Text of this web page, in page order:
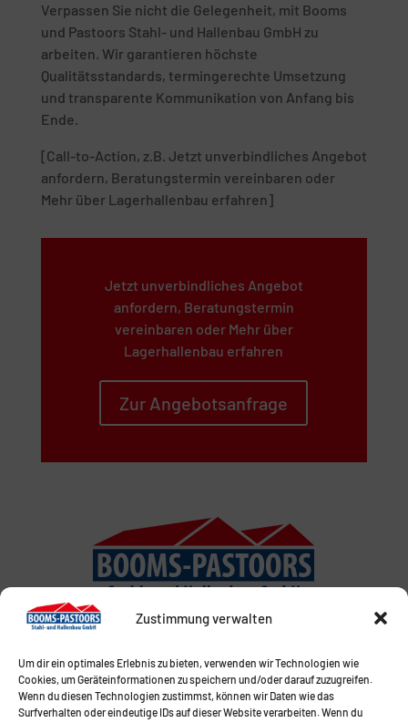
Zustimmung verwalten
Um dir ein optimales Erlebnis zu bieten, verwenden wir Technologien wie
Cookies, um Geräteinformationen zu speichern und/oder darauf zuzugreifen.
Wenn du diesen Technologien zustimmst, können wir Daten wie das
Surfverhalten oder eindeutige IDs auf dieser Website verarbeiten. Wenn du
Verpassen Sie nicht die Gelegenheit, mit Booms
und Pastoors Stahl- und Hallenbau GmbH zu
arbeiten. Wir garantieren höchste
Qualitätsstandards, termingerechte Umsetzung
und transparente Kommunikation von Anfang bis
Ende.
[Call-to-Action, z.B. Jetzt unverbindliches Angebot
anfordern, Beratungstermin vereinbaren oder
Mehr über Lagerhallenbau erfahren]
Jetzt unverbindliches Angebot
anfordern, Beratungstermin
vereinbaren oder Mehr über
Lagerhallenbau erfahren
Zur Angebotsanfrage